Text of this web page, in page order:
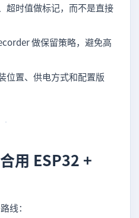
超时值做标记，而不是直接
做保留策略，避免高
位置、供电方式和配置版
用 ESP32 +
线：